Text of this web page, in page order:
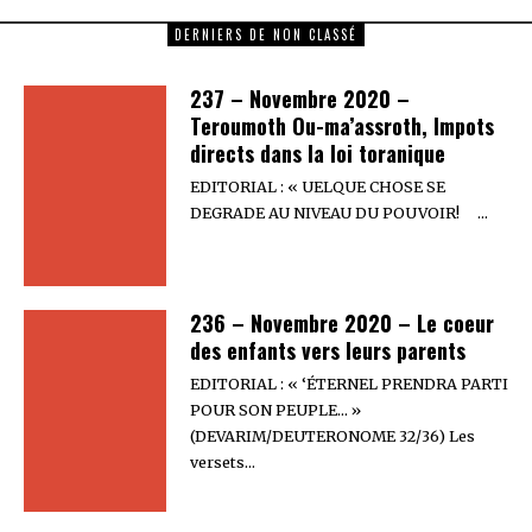
DERNIERS DE NON CLASSÉ
237 – Novembre 2020 –
Teroumoth Ou-ma’assroth, Impots
directs dans la loi toranique
EDITORIAL : « UELQUE CHOSE SE
DEGRADE AU NIVEAU DU POUVOIR! …
236 – Novembre 2020 – Le coeur
des enfants vers leurs parents
EDITORIAL : « ‘ÉTERNEL PRENDRA PARTI
POUR SON PEUPLE… »
(DEVARIM/DEUTERONOME 32/36) Les
versets…